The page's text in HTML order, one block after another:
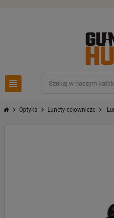
view_headline
chevron_right Optyka chevron_right Lunety celownicze chevron_right